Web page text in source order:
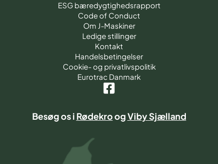
ESG bæredygtighedsrapport
Code of Conduct
Om J-Maskiner
Ledige stillinger
Kontakt
Handelsbetingelser
Cookie- og privatlivspolitik
Eurotrac Danmark
Besøg os i RødekroogViby Sjælland